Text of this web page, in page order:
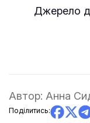
Джерело
Автор: Анна
Поділитись: